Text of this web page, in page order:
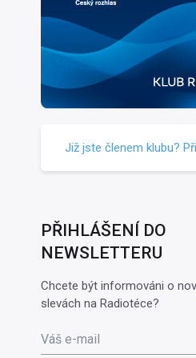
Již jste členem klubu?
PŘIHLÁŠENÍ DO
NEWSLETTERU
Chcete být informováni o
slevách na Radiotéce?
Váš e-mail